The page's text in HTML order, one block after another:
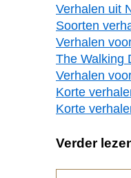
Verhalen uit
Soorten
Verhalen
The Walking
Verhalen
Korte
Korte
Verder